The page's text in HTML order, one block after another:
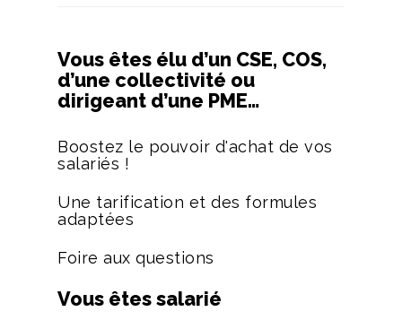
Vous êtes élu d’un CSE, COS,
d’une collectivité ou
dirigeant d’une PME…
Boostez le pouvoir d'achat de vos
salariés !
Une tarification et des formules
adaptées
Foire aux questions
Vous êtes salarié